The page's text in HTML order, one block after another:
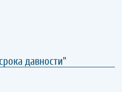
давности"